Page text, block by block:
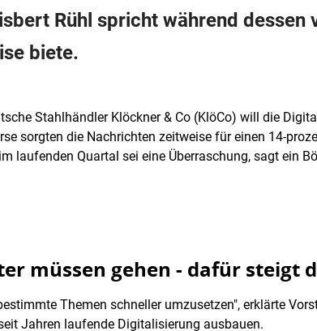
Rühl spricht während dessen
biete.
Stahlhändler Klöckner & Co (KlöCo) will die
sorgten die Nachrichten zeitweise für einen 14-
laufenden Quartal sei eine Überraschung, sagt ein
müssen gehen - dafür steigt
Themen schneller umzusetzen", erklärte
Jahren laufende Digitalisierung ausbauen.